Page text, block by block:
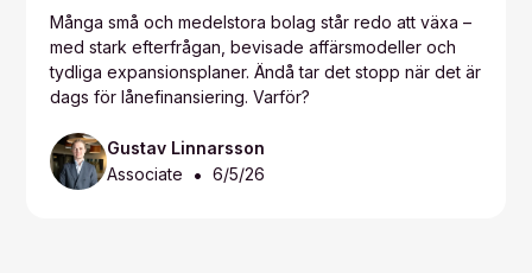
Många små och medelstora bolag står redo att växa –
med stark efterfrågan, bevisade affärsmodeller och
tydliga expansionsplaner. Ändå tar det stopp när det är
dags för lånefinansiering. Varför?
Gustav Linnarsson
Associate
• 6/5/26